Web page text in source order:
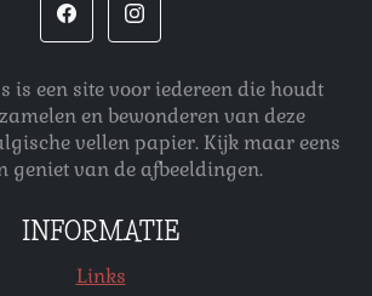
is een site voor iedereen die houdt
en bewonderen van deze
vellen papier. Kijk maar eens
geniet van de afbeeldingen.
INFORMATIE
Links